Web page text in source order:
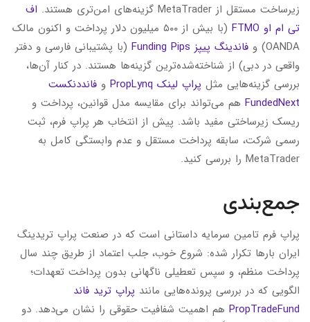
زیرساخت مستقل از MetaTrader گزینه‌های امن‌تری هستند.
اف
تی ام او FTMO
(با بیش از ۵۰۰ میلیون دلار پرداخت و اکنون مالک
OANDA) و
فاندینگ پیپز Funding Pips
(با پشتیبانی فارسی و دفتر
واقعی در دبی) از شناخته‌شده‌ترین گزینه‌ها هستند. در کنار آن‌ها،
بررسی گزینه‌هایی مثل پراپ لینک PropLynq و فانددنکست
FundedNext هم می‌تواند برای مقایسه مدل قوانین، پرداخت و
ریسک زیرساختی مفید باشد. پیش از انتخاب هر پراپ فرم، ثبت
رسمی شرکت، سابقه پرداخت مستقل و عدم وابستگی کامل به
MetaTrader را بررسی کنید.
جمع‌بندی
پراپ فرم تامین سرمایه داستانی است که در صنعت پراپ تریدینگ
ایران بارها تکرار شده: شروع خوب، جلب اعتماد از طریق چند سال
پرداخت منظم، و سپس تعطیلی ناگهانی بدون پرداخت تعهدات؛
الگویی که در بررسی پرونده‌هایی مانند پراپ ترید فاند
PropTradeFund هم اهمیت شفافیت حقوقی را نشان می‌دهد. دو